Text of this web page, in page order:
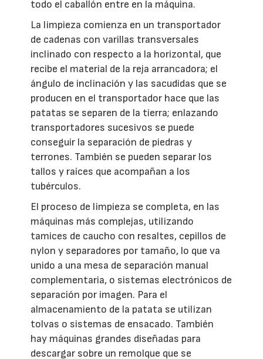
todo el caballón entre en la máquina.
La limpieza comienza en un transportador
de cadenas con varillas transversales
inclinado con respecto a la horizontal, que
recibe el material de la reja arrancadora; el
ángulo de inclinación y las sacudidas que se
producen en el transportador hace que las
patatas se separen de la tierra; enlazando
transportadores sucesivos se puede
conseguir la separación de piedras y
terrones. También se pueden separar los
tallos y raíces que acompañan a los
tubérculos.
El proceso de limpieza se completa, en las
máquinas más complejas, utilizando
tamices de caucho con resaltes, cepillos de
nylon y separadores por tamaño, lo que va
unido a una mesa de separación manual
complementaria, o sistemas electrónicos de
separación por imagen. Para el
almacenamiento de la patata se utilizan
tolvas o sistemas de ensacado. También
hay máquinas grandes diseñadas para
descargar sobre un remolque que se